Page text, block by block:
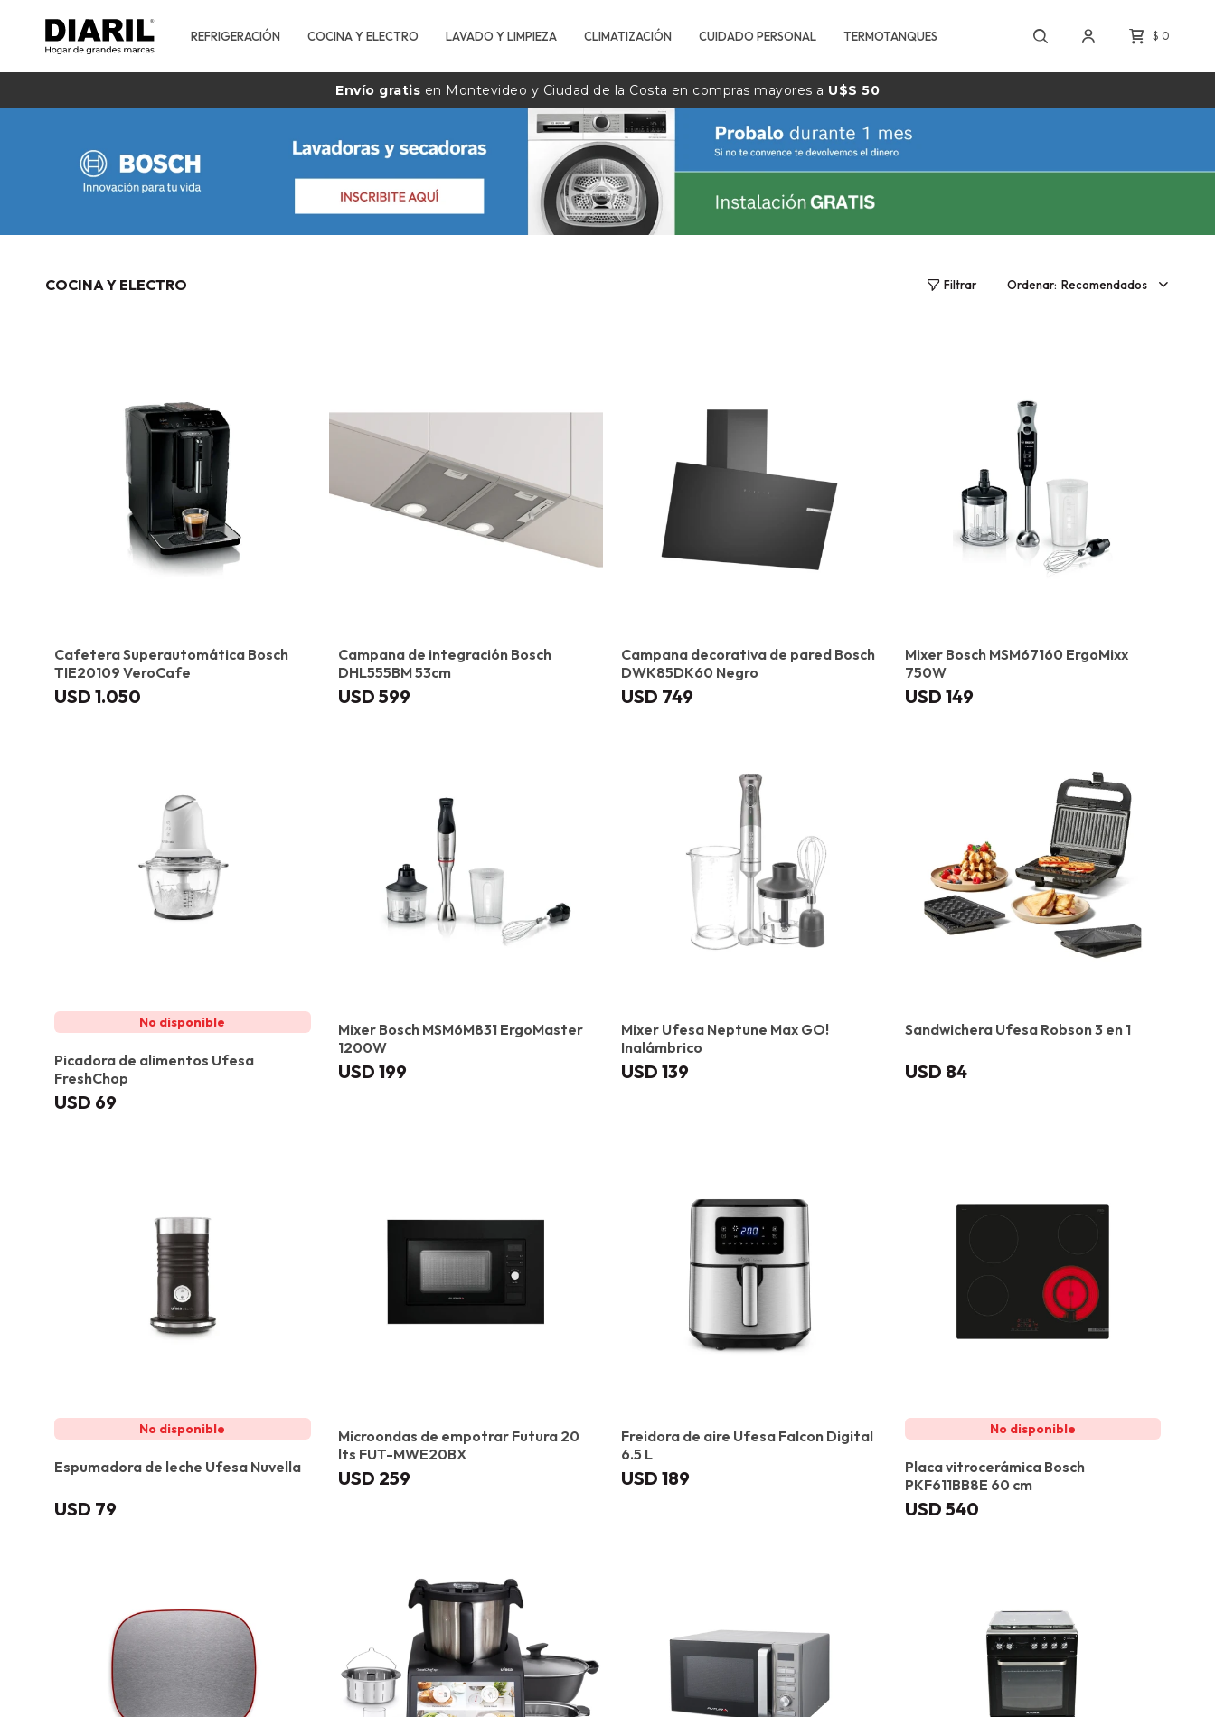
REFRIGERACIÓN COCINA Y ELECTRO LAVADO Y LIMPIEZA CLIMATIZACIÓN CUIDADO PERSONAL TERMOTANQUES $ 0
Envío gratis en Montevideo y Ciudad de la Costa en compras mayores a U$S 50
COCINA Y ELECTRO Recomendados
Cafetera Superautomática Bosch
TIE20109 VeroCafe
USD 1.050
Campana de integración Bosch
DHL555BM 53cm
USD 599
Campana decorativa de pared Bosch
DWK85DK60 Negro
USD 749
Mixer Bosch MSM67160 ErgoMixx
750W
USD 149
Picadora de alimentos Ufesa
FreshChop
USD 69
Mixer Bosch MSM6M831 ErgoMaster
1200W
USD 199
Mixer Ufesa Neptune Max GO!
Inalámbrico
USD 139
Sandwichera Ufesa Robson 3 en 1
USD 84
Espumadora de leche Ufesa Nuvella
USD 79
Microondas de empotrar Futura 20
lts FUT-MWE20BX
USD 259
Freidora de aire Ufesa Falcon Digital
6.5 L
USD 189
Placa vitrocerámica Bosch
PKF611BB8E 60 cm
USD 540